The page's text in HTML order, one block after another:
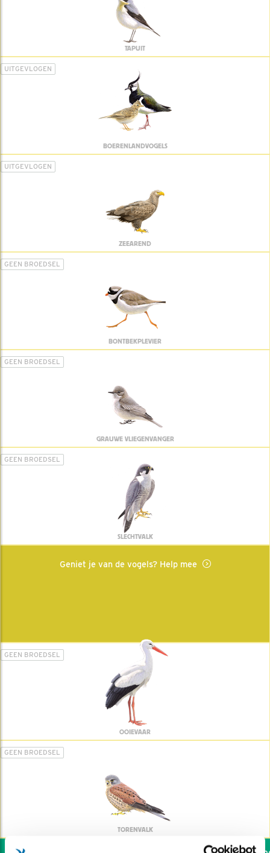
TAPUIT
UITGEVLOGEN
BOERENLANDVOGELS
UITGEVLOGEN
ZEEAREND
GEEN BROEDSEL
BONTBEKPLEVIER
GEEN BROEDSEL
GRAUWE VLIEGENVANGER
GEEN BROEDSEL
SLECHTVALK
Geniet je van de vogels? Help mee
GEEN BROEDSEL
OOIEVAAR
GEEN BROEDSEL
TORENVALK